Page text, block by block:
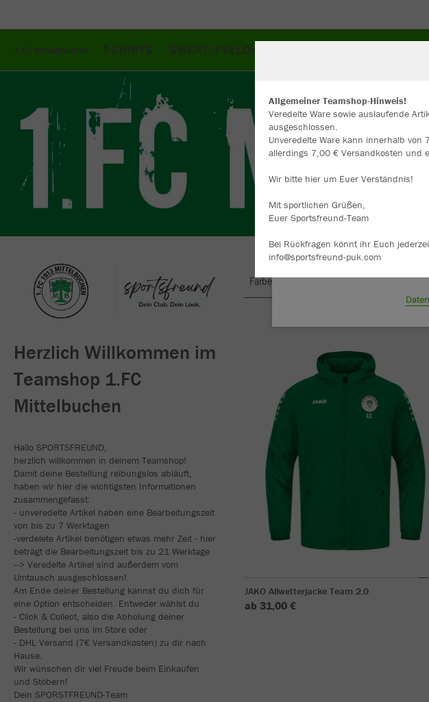
1.FC Mittelbuchen T-SHIRTS SWEAT/PULLOVER
Herzlich Willkommen im
Teamshop 1.FC
Mittelbuchen
Hallo SPORTSFREUND,
herzlich willkommen in deinem Teamshop!
Damit deine Bestellung reibungslos abläuft,
haben wir hier die wichtigsten Informationen
zusammengefasst:
- unveredelte Artikel haben eine Bearbeitungszeit
von bis zu 7 Werktagen
-verdelete Artikel benötigen etwas mehr Zeit - hier
beträgt die Bearbeitungszeit bis zu 21 Werktage
--> Veredelte Artikel sind außerdem vom
Umtausch ausgeschlossen!
Am Ende deiner Bestellung kannst du dich für
eine Option entscheiden. Entweder wählst du
- Click & Collect, also die Abholung deiner
Bestellung bei uns im Store oder
- DHL Versand (7€ Versandkosten) zu dir nach
Hause.
Wir wünschen dir viel Freude beim Einkaufen
und Stöbern!
Dein SPORSTFREUND-Team
Farbe
JAKO Allwetterjacke Team 2.0
ab 31,00 €
Allgemeiner Teamshop-Hinweis!
Veredelte Ware sowie auslaufende
ausgeschlossen.
Unveredelte Ware kann innerhalb von
allerdings 7,00 € Versandkosten und
Wir bitte hier um Euer Verständnis!
Mit sportlichen Grüßen,
Euer Sportsfreund-Team
Bei Rückfragen könnt ihr Euch
info@sportsfreund-puk.com
Wir verwenden Cookies
Durch die Analyse der
anzeigen und unsere Website